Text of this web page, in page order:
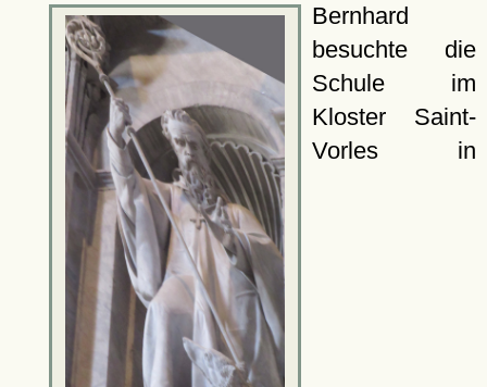
Bernhard
besuchte die
Schule im
Kloster Saint-
Vorles in